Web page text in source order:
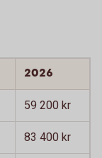
2026
59 200 kr
83 400 kr